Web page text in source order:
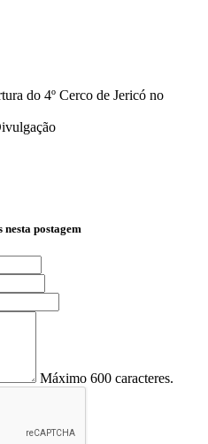
postagem
Máximo 600 caracteres.